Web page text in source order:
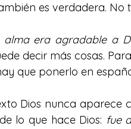
es verdadera.
alma era agradable a
decir más cosas.
que ponerlo en
Dios nunca aparece
lo que hace Dios: fue